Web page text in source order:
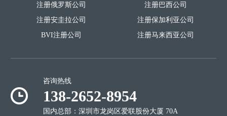
注册俄罗斯公司
注册安圭拉公司
BVI注册公司
注册巴西公司
注册保加利亚公司
注册马来西亚公司
咨询热线
138-2652-8954
国内总部：深圳市龙岗区爱联股份大厦 70A